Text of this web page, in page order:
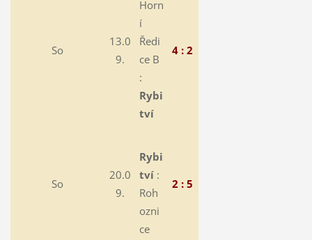
So
13.0
9.
Horn
í
Ředi
ce B
:
Rybi
tví
4 : 2
So
20.0
9.
Rybi
tví :
Roh
ozni
ce
2 : 5